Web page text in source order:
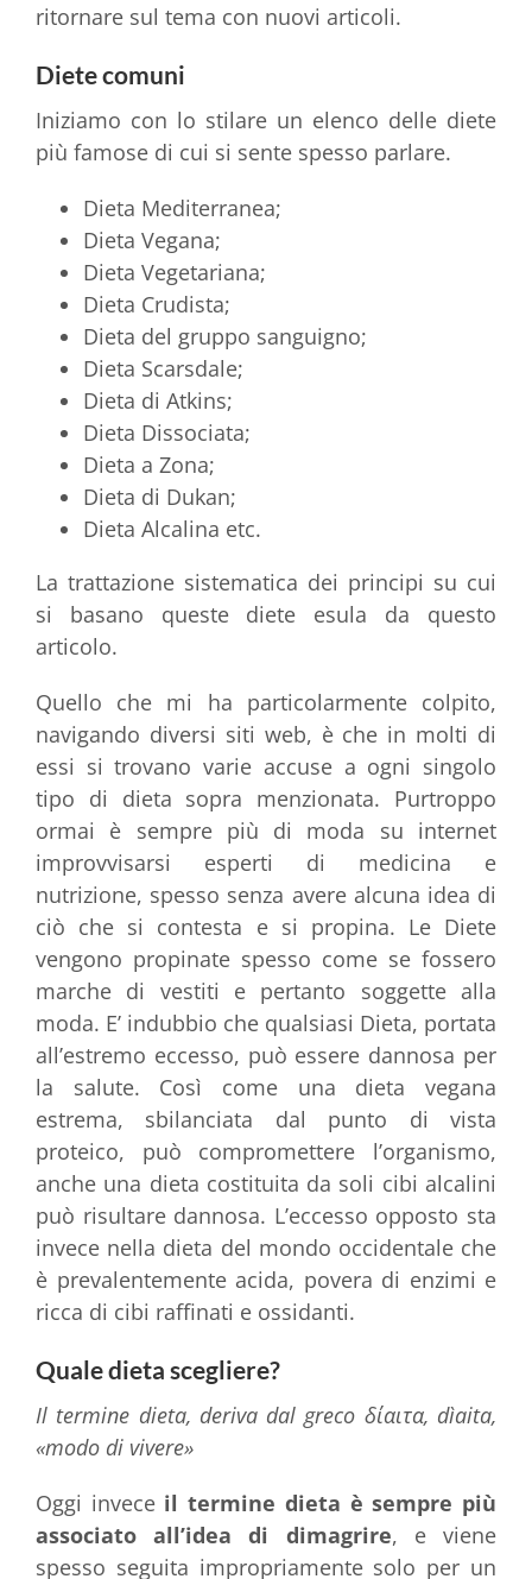
ritornare sul tema con nuovi articoli.
Diete comuni
Iniziamo con lo stilare un elenco delle diete
più famose di cui si sente spesso parlare.
Dieta Mediterranea;
Dieta Vegana;
Dieta Vegetariana;
Dieta Crudista;
Dieta del gruppo sanguigno;
Dieta Scarsdale;
Dieta di Atkins;
Dieta Dissociata;
Dieta a Zona;
Dieta di Dukan;
Dieta Alcalina etc.
La trattazione sistematica dei principi su cui
si basano queste diete esula da questo
articolo.
Quello che mi ha particolarmente colpito,
navigando diversi siti web, è che in molti di
essi si trovano varie accuse a ogni singolo
tipo di dieta sopra menzionata. Purtroppo
ormai è sempre più di moda su internet
improvvisarsi esperti di medicina e
nutrizione, spesso senza avere alcuna idea di
ciò che si contesta e si propina. Le Diete
vengono propinate spesso come se fossero
marche di vestiti e pertanto soggette alla
moda. E’ indubbio che qualsiasi Dieta, portata
all’estremo eccesso, può essere dannosa per
la salute. Così come una dieta vegana
estrema, sbilanciata dal punto di vista
proteico, può compromettere l’organismo,
anche una dieta costituita da soli cibi alcalini
può risultare dannosa. L’eccesso opposto sta
invece nella dieta del mondo occidentale che
è prevalentemente acida, povera di enzimi e
ricca di cibi raffinati e ossidanti.
Quale dieta scegliere?
Il termine dieta, deriva dal greco δίαιτα, dìaita,
«modo di vivere»
Oggi invece il termine dieta è sempre più
associato all’idea di dimagrire, e viene
spesso seguita impropriamente solo per un